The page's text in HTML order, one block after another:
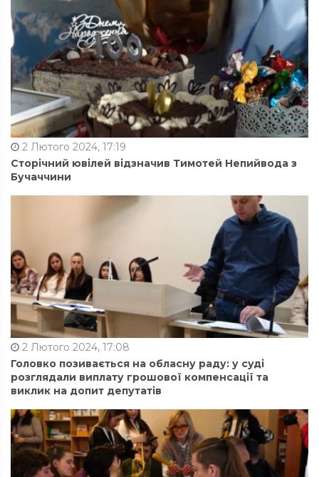
2 Лютого 2024, 17:19
Сторічний ювілей відзначив Тимотей Непийвода з
Бучаччини
2 Лютого 2024, 17:08
Головко позивається на обласну раду: у суді
розглядали виплату грошової компенсації та
виклик на допит депутатів